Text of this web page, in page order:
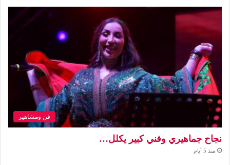
فن ومشاهير
نجاح جماهيري وفني كبير يكلل…
منذ 5 أيام